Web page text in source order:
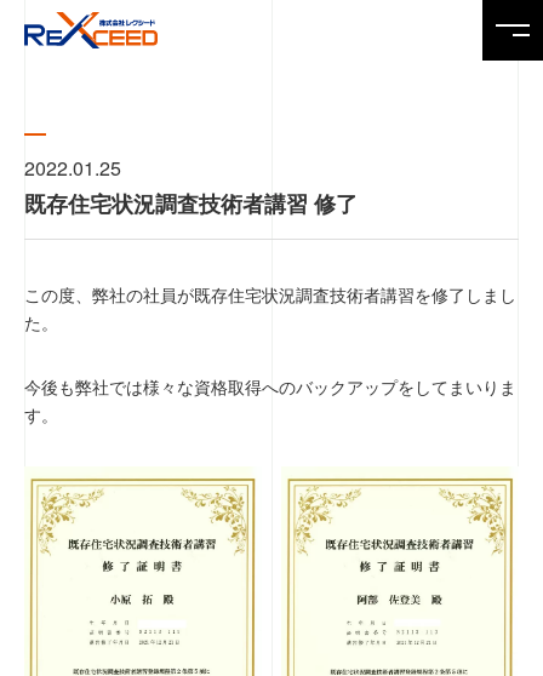
Top
News
Service
Company
Recruit 求人情報
SDGs・CSR
2022.01.25
既存住宅状況調査技術者講習 修了
この度、弊社の社員が既存住宅状況調査技術者講習を修了しまし
た。
今後も弊社では様々な資格取得へのバックアップをしてまいりま
す。